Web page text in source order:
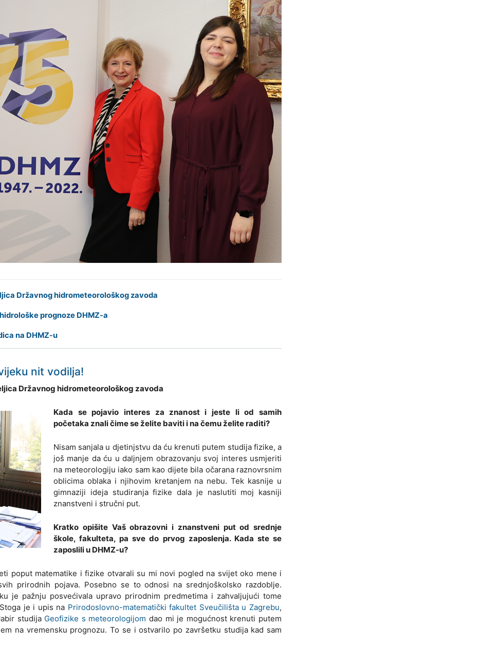
Državnog hidrometeorološkog zavoda
prognoze DHMZ-a
na DHMZ-u
nit vodilja!
Državnog hidrometeorološkog zavoda
Kada se pojavio interes za znanost i jeste li od samih
početaka znali čime se želite baviti i na čemu želite raditi?
Nisam sanjala u djetinjstvu da ću krenuti putem studija fizike, a
još manje da ću u daljnjem obrazovanju svoj interes usmjeriti
na meteorologiju iako sam kao dijete bila očarana raznovrsnim
oblicima oblaka i njihovim kretanjem na nebu. Tek kasnije u
gimnaziji ideja studiranja fizike dala je naslutiti moj kasniji
znanstveni i stručni put.
Kratko opišite Vaš obrazovni i znanstveni put od srednje
škole, fakulteta, pa sve do prvog zaposlenja. Kada ste se
zaposlili u DHMZ-u?
poput matematike i fizike otvarali su mi novi pogled na svijet oko mene i
prirodnih pojava. Posebno se to odnosi na srednjoškolsko razdoblje.
je pažnju posvećivala upravo prirodnim predmetima i zahvaljujući tome
je i upis na Prirodoslovno-matematički fakultet Sveučilišta u Zagrebu,
studija Geofizike s meteorologijom dao mi je mogućnost krenuti putem
na vremensku prognozu. To se i ostvarilo po završetku studija kad sam